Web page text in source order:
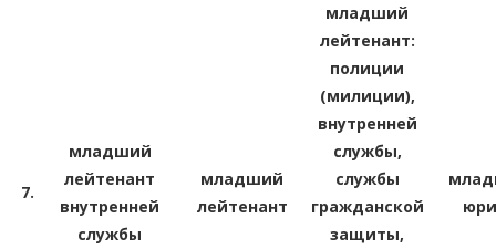
7.
младший
лейтенант
внутренней
службы
младший
лейтенант
младший
лейтенант:
полиции
(милиции),
внутренней
службы,
службы
гражданской
защиты,